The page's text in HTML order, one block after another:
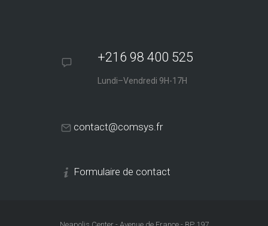
+216 98 400 525
Lundi–Vendredi 9H-17H
contact@comsys.fr
Formulaire de contact